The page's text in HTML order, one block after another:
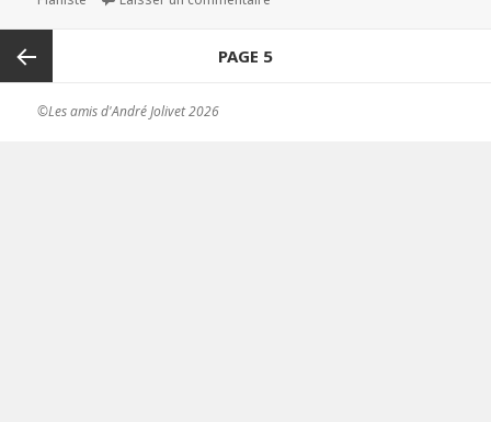
Navigation
des
Page
PAGE 5
©Les amis d'André Jolivet 2026